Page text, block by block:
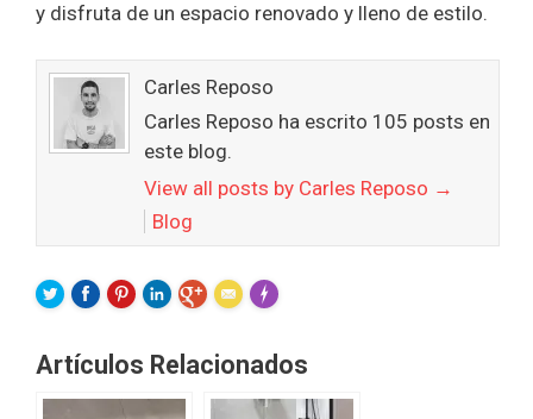
y disfruta de un espacio renovado y lleno de estilo.
Carles Reposo
Carles Reposo ha escrito 105 posts en
este blog.
View all posts by Carles Reposo →
Blog
Made with
Artículos Relacionados